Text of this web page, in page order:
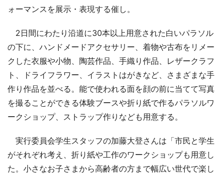
ォーマンスを展示・表現する催し。
2日間にわたり沿道に30本以上用意された白いパラソル
の下に、ハンドメードアクセサリー、着物や古布をリメー
クした衣服や小物、陶芸作品、手織り作品、レザークラフ
ト、ドライフラワー、イラストはがきなど、さまざまな手
作り作品を並べる。能で使われる面を顔の前に当てて写真
を撮ることができる体験ブースや折り紙で作るパラソルワ
ークショップ、ストラップ作りなども用意する。
実行委員会学生スタッフの加藤大登さんは「市民と学生
がそれぞれ考え、折り紙や工作のワークショップも用意し
た。小さなお子さまから高齢者の方まで幅広い世代で楽し